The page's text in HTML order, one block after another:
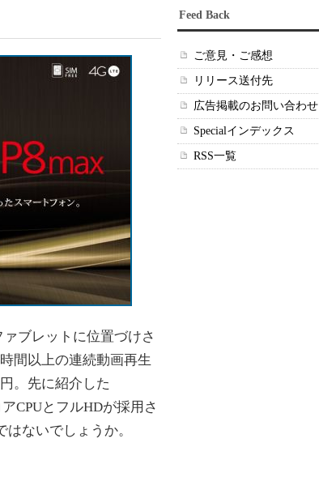
ブレットに位置づけさ
間以上の連続動画再生
。先に紹介した
CPUとフルHDが採用さ
ないでしょうか。
Feed Back
ご意見・ご感想
リリース送付先
広告掲載のお問い合わせ
Specialインデックス
RSS一覧